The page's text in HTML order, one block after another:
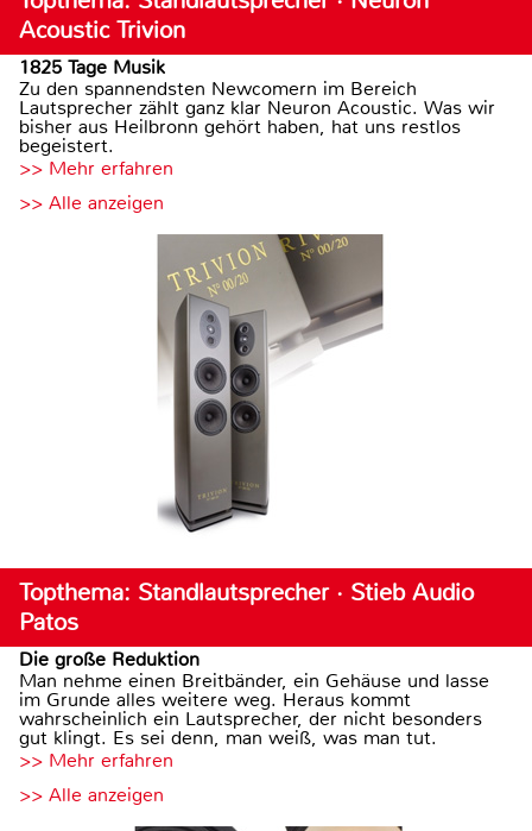
Acoustic Trivion
1825 Tage Musik
Zu den spannendsten Newcomern im Bereich
Lautsprecher zählt ganz klar Neuron Acoustic. Was wir
bisher aus Heilbronn gehört haben, hat uns restlos
begeistert.
>> Mehr erfahren
>> Alle anzeigen
Topthema: Standlautsprecher · Stieb Audio
Patos
Die große Reduktion
Man nehme einen Breitbänder, ein Gehäuse und lasse
im Grunde alles weitere weg. Heraus kommt
wahrscheinlich ein Lautsprecher, der nicht besonders
gut klingt. Es sei denn, man weiß, was man tut.
>> Mehr erfahren
>> Alle anzeigen